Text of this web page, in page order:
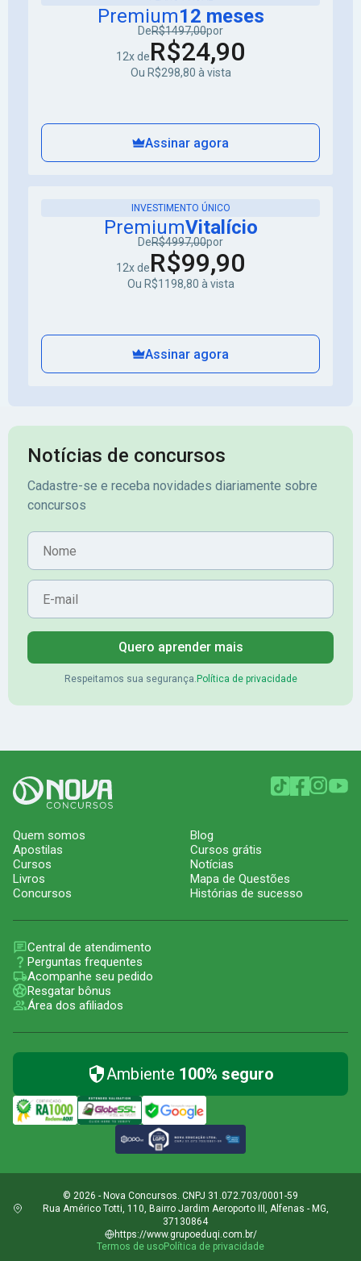
Premium12 meses
DeR$1497,00por
12x deR$24,90
Ou R$298,80 à vista
Assinar agora
INVESTIMENTO ÚNICO
PremiumVitalício
DeR$4997,00por
12x deR$99,90
Ou R$1198,80 à vista
Assinar agora
Notícias de concursos
Cadastre-se e receba novidades diariamente sobre
concursos
Nome
E-mail
Quero aprender mais
Respeitamos sua segurança. Política de privacidade
Quem somos
Apostilas
Cursos
Livros
Concursos
Blog
Cursos grátis
Notícias
Mapa de Questões
Histórias de sucesso
Central de atendimento
Perguntas frequentes
Acompanhe seu pedido
Resgatar bônus
Área dos afiliados
Ambiente 100% seguro
© 2026 - Nova Concursos. CNPJ 31.072.703/0001-59
Rua Américo Totti, 110, Bairro Jardim Aeroporto III, Alfenas - MG,
37130864
https://www.grupoeduqi.com.br/
Termos de usoPolítica de privacidade